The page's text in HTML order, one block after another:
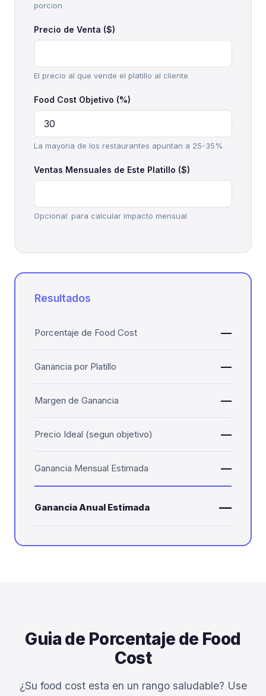
porcion
Precio de Venta ($)
El precio al que vende el platillo al cliente
Food Cost Objetivo (%)
La mayoria de los restaurantes apuntan a 25-35%
Ventas Mensuales de Este Platillo ($)
Opcional: para calcular impacto mensual
Resultados
Porcentaje de Food Cost —
Ganancia por Platillo —
Margen de Ganancia —
Precio Ideal (segun objetivo) —
Ganancia Mensual Estimada —
Ganancia Anual Estimada —
Guia de Porcentaje de Food
Cost
¿Su food cost esta en un rango saludable? Use